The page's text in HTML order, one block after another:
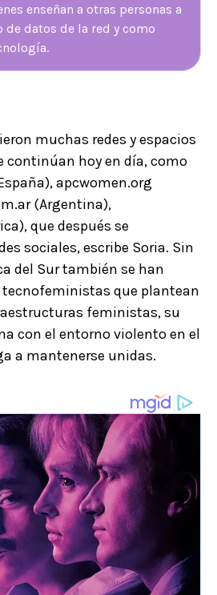
enseñan a otras personas a
datos de la red y como
muchas redes y espacios
continúan hoy en día, como
apcwomen.org
(Argentina),
que después se
sociales, escribe Soria. Sin
del Sur también se han
que plantean
feministas, su
con el entorno violento en el
a mantenerse unidas.